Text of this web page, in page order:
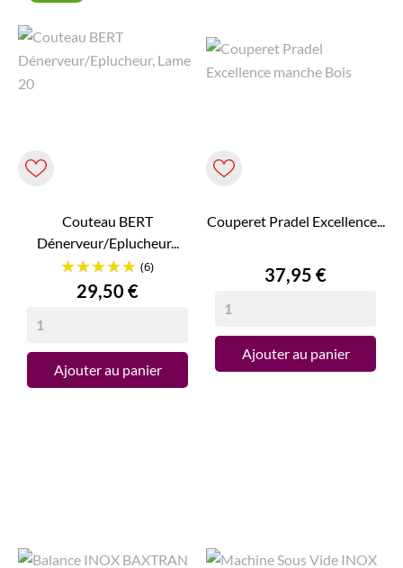
Couteau BERT
Dénerveur/Eplucheur...
(6)
Prix
29,50 €
Ajouter au panier
Couperet Pradel Excellence...
Prix
37,95 €
Ajouter au panier